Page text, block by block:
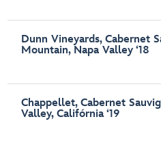
Dunn Vineyards, Cabernet
Mountain, Napa Valley ‘18
Chappellet, Cabernet
Valley, Califórnia ‘19